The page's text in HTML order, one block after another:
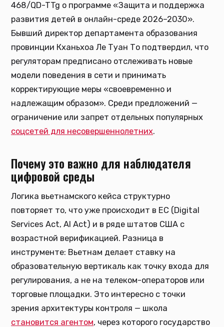
468/QD-TTg о программе «Защита и поддержка
развития детей в онлайн-среде 2026–2030».
Бывший директор департамента образования
провинции Кханьхоа Ле Туан То подтвердил, что
регуляторам предписано отслеживать новые
модели поведения в сети и принимать
корректирующие меры «своевременно и
надлежащим образом». Среди предложений —
ограничение или запрет отдельных популярных
соцсетей для несовершеннолетних.
Почему это важно для наблюдателя
цифровой среды
Логика вьетнамского кейса структурно
повторяет то, что уже происходит в ЕС (Digital
Services Act, AI Act) и в ряде штатов США с
возрастной верификацией. Разница в
инструменте: Вьетнам делает ставку на
образовательную вертикаль как точку входа для
регулирования, а не на телеком-операторов или
торговые площадки. Это интересно с точки
зрения архитектуры контроля — школа
становится агентом, через которого государство